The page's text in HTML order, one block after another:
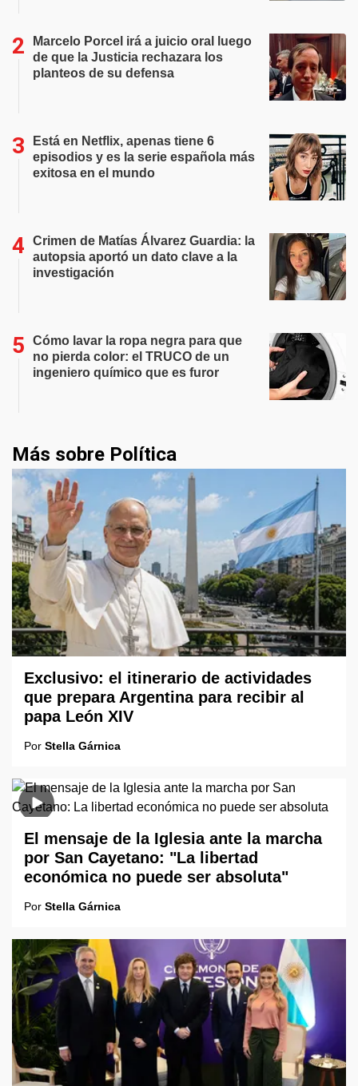
Marcelo Porcel irá a juicio oral luego
de que la Justicia rechazara los
planteos de su defensa
Está en Netflix, apenas tiene 6
episodios y es la serie española más
exitosa en el mundo
Crimen de Matías Álvarez Guardia: la
autopsia aportó un dato clave a la
investigación
Cómo lavar la ropa negra para que
no pierda color: el TRUCO de un
ingeniero químico que es furor
Más sobre Política
Exclusivo: el itinerario de actividades
que prepara Argentina para recibir al
papa León XIV
Por Stella Gárnica
El mensaje de la Iglesia ante la marcha
por San Cayetano: "La libertad
económica no puede ser absoluta"
Por Stella Gárnica